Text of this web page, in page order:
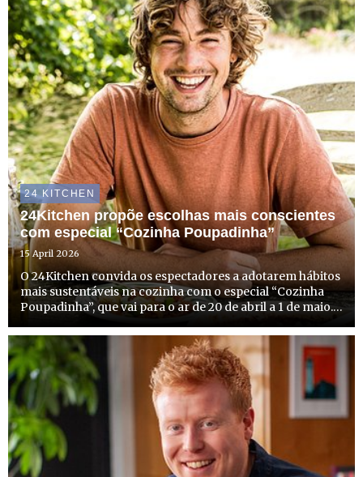
24 KITCHEN
24Kitchen propõe escolhas mais conscientes
com especial “Cozinha Poupadinha”
15 April 2026
O 24Kitchen convida os espectadores a adotarem hábitos
mais sustentáveis na cozinha com o especial “Cozinha
Poupadinha”, que vai para o ar de 20 de abril a 1 de maio.
algumas caras bem conhecidas do canal, o 24Kitchen
dedi...